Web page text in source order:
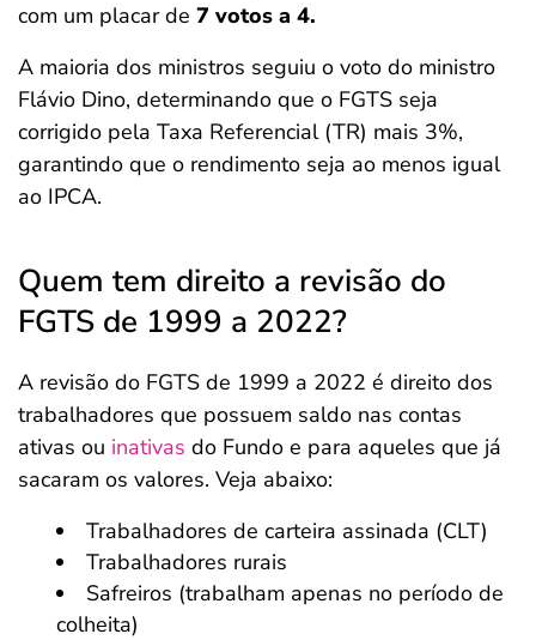
com um placar de 7 votos a 4.
A maioria dos ministros seguiu o voto do ministro
Flávio Dino, determinando que o FGTS seja
corrigido pela Taxa Referencial (TR) mais 3%,
garantindo que o rendimento seja ao menos igual
ao IPCA.
Quem tem direito a revisão do
FGTS de 1999 a 2022?
A revisão do FGTS de 1999 a 2022 é direito dos
trabalhadores que possuem saldo nas contas
ativas ou inativas do Fundo e para aqueles que já
sacaram os valores. Veja abaixo:
Trabalhadores de carteira assinada (CLT)
Trabalhadores rurais
Safreiros (trabalham apenas no período de
colheita)